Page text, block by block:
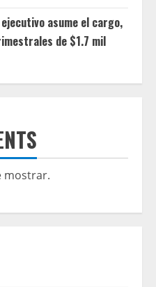
asume el cargo,
de $1.7 mil
mostrar.